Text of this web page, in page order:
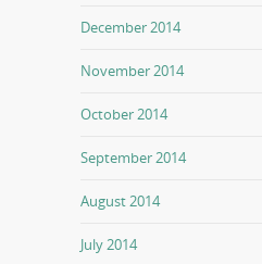
December 2014
November 2014
October 2014
September 2014
August 2014
July 2014